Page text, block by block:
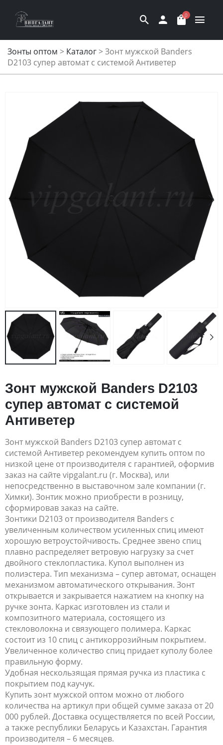
0
Зонты оптом > Каталог>Зонт мужской Banders
D2103 супер автомат с системой Антиветер
Зонт мужской Banders D2103
супер автомат с системой
Антиветер
Зонт мужской Banders D2103 супер автомат с
системой Антиветер рекомендуем купить оптом по
низкой цене от производителя с гарантией, оформив
заказ на сайте vipgalant.ru (г. Москва), или
непосредственно в выставочном зале компании (г.
Химки). Зонтик можно приобрести в розницу,
сформировав заказ на сайте.
Зонтики D2103 от производителя Banders с
увеличенным количеством усиленных спиц имеют
хорошую ветроустойчивость. Среднее звено спиц
плавно распределяет ветровую нагрузку за счет
двойного стеклопластика. Купол выполнен из
полиэстера. Тип механизма – супер автомат, оснащен
механизмом автоматического открывания. Зонт
открывается и закрывается нажатием на кнопку на
ручке зонта. Каркас изготовлен из стали и
композитного материала, состоящего из
стекловолокна и связующего полимера. Каркас
состоит из 10 спиц с антикоррозийным покрытием.
Увеличенное количество спиц придает куполу более
правильную форму.
Удобная нескользящая прямая ручка из пластика с
покрытием под каучук.
Купить зонт мужской оптом можно от любого
количества на артикул при общей сумме заказа от 20
000 рублей. Доставка осуществляется по всей России,
а также республики Беларусь и Казахстан. Гарантия
производителя – 6 месяцев.